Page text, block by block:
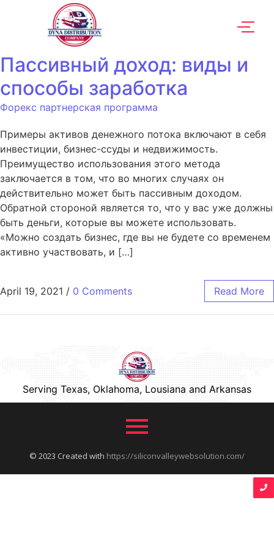
Пассивный доход: виды и
способы заработка
Форекс партнерская программа
Примеры активов денежного потока включают в себя
инвестиции, бизнес-ссуды и недвижимость.
Преимущество использования этого метода
заключается в том, что во многих случаях он
действительно может быть пассивным доходом.
Обратной стороной является то, что у вас уже должны
быть деньги, которые вы можете использовать.
«Можно создать бизнес, где вы не будете со временем
активно участвовать, и […]
April 19, 2021 / 0 Comments Read More
Serving Texas, Oklahoma, Lousiana and Arkansas
© 2023 Created with https://siliconvalleywebsolution.com/